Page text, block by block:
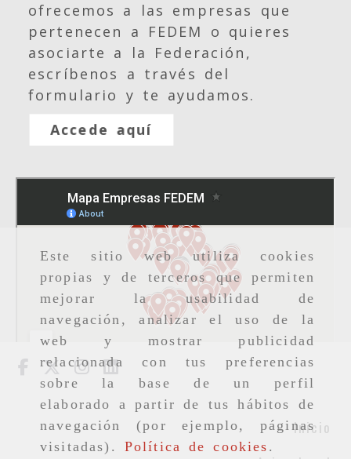
Este sitio web utiliza cookies
propias y de terceros que permiten
mejorar la usabilidad de
navegación, analizar el uso de la
web y mostrar publicidad
relacionada con tus preferencias
sobre la base de un perfil
elaborado a partir de tus hábitos de
navegación (por ejemplo, páginas
visitadas). Política de cookies .
ofrecemos a las empresas que
pertenecen a FEDEM o quieres
asociarte a la Federación,
escríbenos a través del
formulario y te ayudamos.
Accede aquí
Inicio